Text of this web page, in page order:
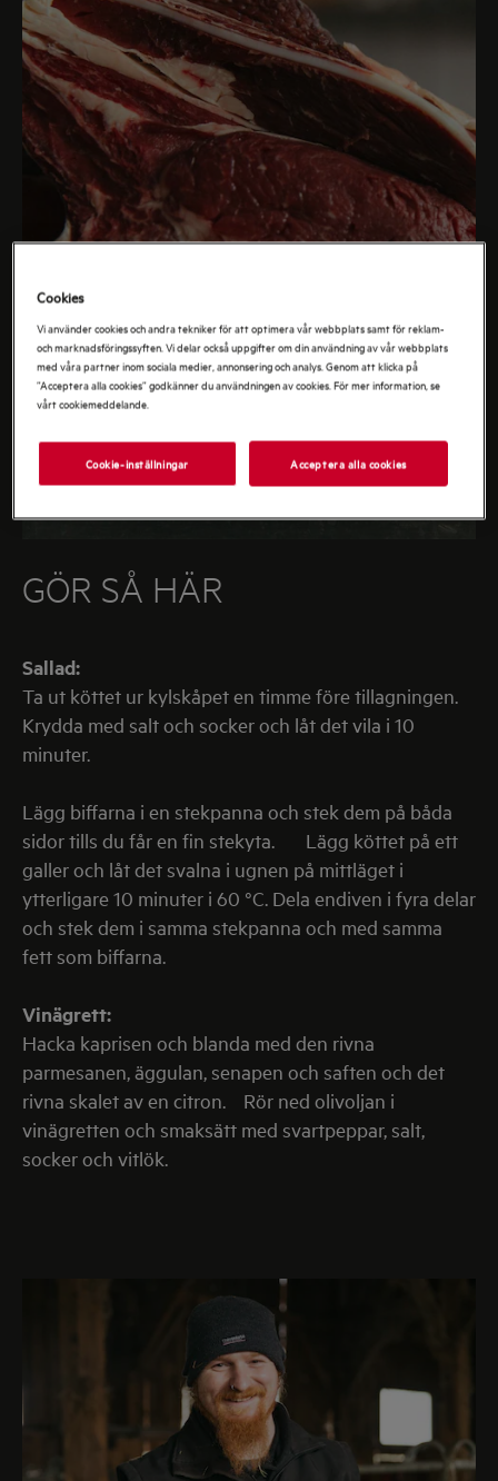
GÖR SÅ HÄR
Sallad:
Ta ut köttet ur kylskåpet en timme före tillagningen.
Krydda med salt och socker och låt det vila i 10
minuter.
Lägg biffarna i en stekpanna och stek dem på båda
sidor tills du får en fin stekyta. Lägg köttet på ett
galler och låt det svalna i ugnen på mittläget i
ytterligare 10 minuter i 60 °C. Dela endiven i fyra delar
och stek dem i samma stekpanna och med samma
fett som biffarna.
Vinägrett:
Hacka kaprisen och blanda med den rivna
parmesanen, äggulan, senapen och saften och det
rivna skalet av en citron. Rör ned olivoljan i
vinägretten och smaksätt med svartpeppar, salt,
socker och vitlök.
Cookies
Vi använder cookies och andra tekniker för att optimera vår webbplats samt för reklam-
och marknadsföringssyften. Vi delar också uppgifter om din användning av vår webbplats
med våra partner inom sociala medier, annonsering och analys. Genom att klicka på
”Acceptera alla cookies” godkänner du användningen av cookies. För mer information, se
vårt cookiemeddelande.
Cookie-inställningar Acceptera alla cookies